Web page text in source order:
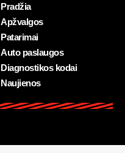
Pradžia
Apžvalgos
Patarimai
Auto paslaugos
Diagnostikos kodai
Naujienos